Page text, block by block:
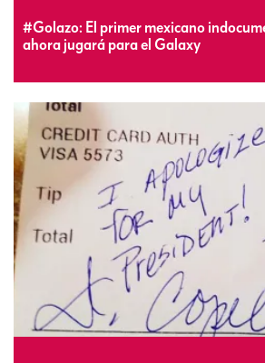
#Golazo: El primer mexicano
ahora jugará para el Galaxy